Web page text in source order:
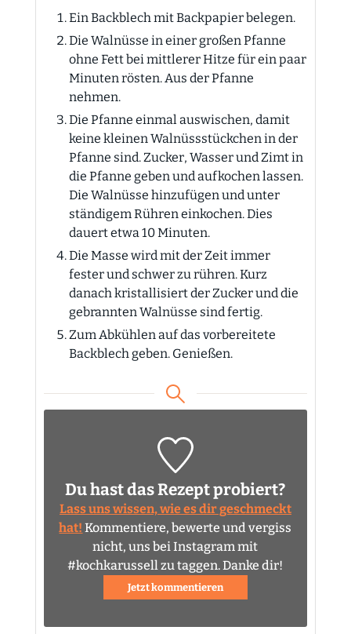
Ein Backblech mit Backpapier belegen.
Die Walnüsse in einer großen Pfanne
ohne Fett bei mittlerer Hitze für ein paar
Minuten rösten. Aus der Pfanne
nehmen.
Die Pfanne einmal auswischen, damit
keine kleinen Walnüssstückchen in der
Pfanne sind. Zucker, Wasser und Zimt in
die Pfanne geben und aufkochen lassen.
Die Walnüsse hinzufügen und unter
ständigem Rühren einkochen. Dies
dauert etwa 10 Minuten.
Die Masse wird mit der Zeit immer
fester und schwer zu rühren. Kurz
danach kristallisiert der Zucker und die
gebrannten Walnüsse sind fertig.
Zum Abkühlen auf das vorbereitete
Backblech geben. Genießen.
Du hast das Rezept probiert?
Lass uns wissen, wie es dir geschmeckt
hat! Kommentiere, bewerte und vergiss
nicht, uns bei Instagram mit
#kochkarussell zu taggen. Danke dir!
Jetzt kommentieren